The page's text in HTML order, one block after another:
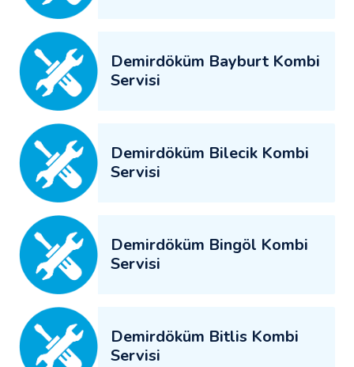
Demirdöküm Bayburt Kombi
Servisi
Demirdöküm Bilecik Kombi
Servisi
Demirdöküm Bingöl Kombi
Servisi
Demirdöküm Bitlis Kombi
Servisi